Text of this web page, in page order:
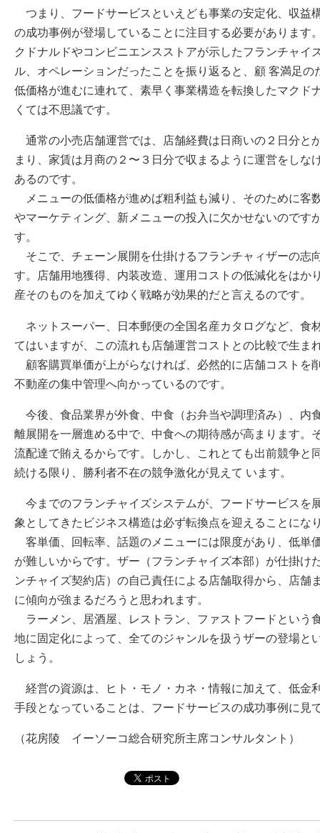
つまり、フードサービスといえども事業の安定化、収益
の成功事例が登場していることに注目する必要があります
クドナルドやコンビニエンスストアが示したフランチャイ
ル、オペレーションだったことを振り返ると、顧 客満足
低価格が進むに連れて、素早く事業構造を転換したマクド
くては不思議です。
通常の小売店舗運営では、店舗経費は日商いの２日分と
まり、家賃は月商の２〜３日分で収まるように運営をしな
あるのです。
メニューの低価格が進めば粗利益も減り、そのために客
やマーケティング、新メニューの投入に欠かせないのです
す。
そこで、チェーン展開を仕掛けるフランチャィザーの志
す。店舗用地獲得、内装改造、運用コストの低減化をはか
産そのものを加えてゆく戦略が効果的だと言えるのです。
ネットスーパー、日本郵便の全国名産カタログなど、食
てはいますが、この流れも店舗運営コストとの比較で生ま
顧客購買単価が上がらなければ、必然的に店舗コストを
不動産の集中管理へ向かっているのです。
今後、食品業界が外食、中食（お弁当や調理済み）、内
離展開を一層進める中で、中食への期待感が高まります。
流配達で賄えるからです。しかし、これとても出前競争と
続ける限り、勝利者不在の競争激化が見えて います。
今までのフランチャイズシステムが、フードサービスを
象としてきたビジネス構造は必ず転換点を迎えることにな
客単価、回転率、話題のメニューには限度があり、低単
が難しいからです。ザー（フランチャイズ本部）が仕掛け
ンチャイズ契約店）の自己責任による店舗取得から、店舗
に傾向が強まるだろうと思われます。
ラーメン、居酒屋、レストラン、ファストフードという
地に固定化によって、全てのジャンルを扱うザーの登場と
しょう。
経営の資源は、ヒト・モノ・カネ・情報に加えて、低金
手段となっていることは、フードサービスの成功事例に見
（花房陵 イーソーコ総合研究所主席コンサルタント）